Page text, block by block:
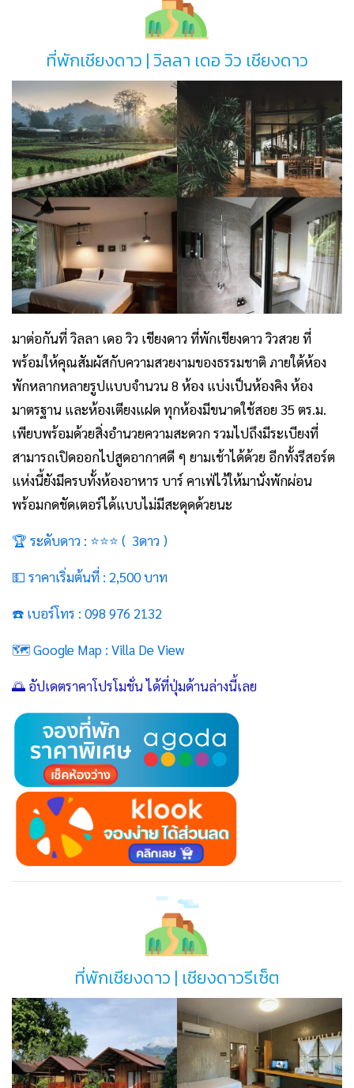
ที่พักเชียงดาว | วิลลา เดอ วิว เชียงดาว
มาต่อกันที่ วิลลา เดอ วิว เชียงดาวที่พักเชียงดาว วิวสวยที่
พร้อมให้คุณสัมผัสกับความสวยงามของธรรมชาติ ภายใต้ห้อง
พักหลากหลายรูปแบบจำนวน 8 ห้อง แบ่งเป็นห้องคิง ห้อง
มาตรฐาน และห้องเตียงแฝด ทุกห้องมีขนาดใช้สอย 35 ตร.ม.
เพียบพร้อมด้วยสิ่งอำนวยความสะดวก รวมไปถึงมีระเบียงที่
สามารถเปิดออกไปสูดอากาศดี ๆ ยามเช้าได้ด้วย อีกทั้งรีสอร์ต
แห่งนี้ยังมีครบทั้งห้องอาหาร บาร์ คาเฟ่ไว้ให้มานั่งพักผ่อน
พร้อมกดชัดเตอร์ได้แบบไม่มีสะดุดด้วยนะ
🏆 ระดับดาว : ⭐⭐⭐ ( 3ดาว )
💵 ราคาเริ่มต้นที่ : 2,500 บาท
☎️ เบอร์โทร : 098 976 2132
🗺️ Google Map : Villa De View
🌅 อัปเดตราคาโปรโมชั่น ได้ที่ปุ่มด้านล่างนี้เลย
ที่พักเชียงดาว | เชียงดาวรีเซ็ต